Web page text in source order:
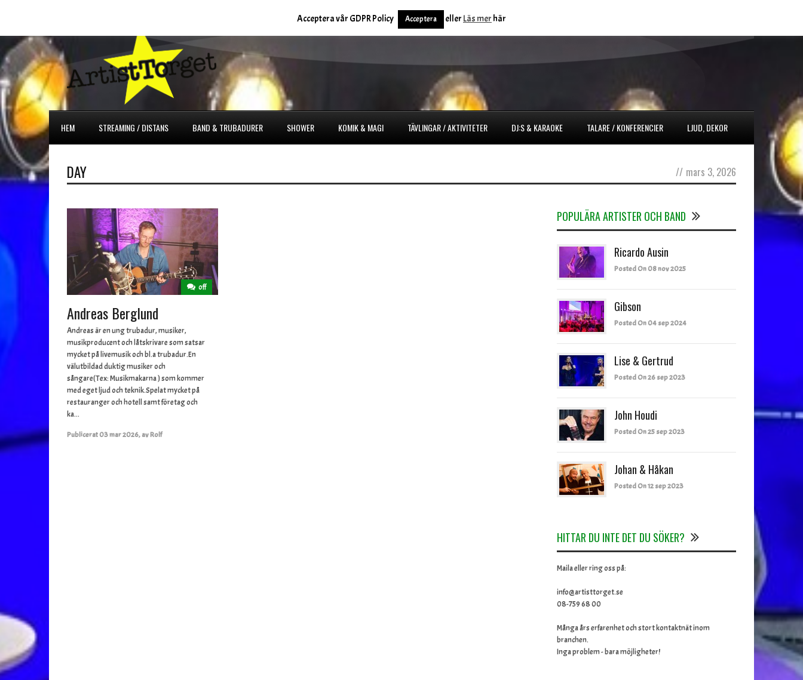
HEM STREAMING / DISTANS BAND & TRUBADURER SHOWER KOMIK & MAGI TÄVLINGAR / AKTIVITETER DJ:S & KARAOKE TALARE / KONFERENCIER LJUD, DEKOR
DAY // mars 3, 2026
off
Andreas Berglund
Andreas är en ung trubadur, musiker,
musikproducent och låtskrivare som satsar
mycket på livemusik och bl.a trubadur.En
välutbildad duktig musiker och
sångare(Tex: Musikmakarna ) som kommer
med eget ljud och teknik.Spelat mycket på
restauranger och hotell samt företag och
ka...
Publicerat03 mar 2026,avRolf
POPULÄRA ARTISTER OCH BAND
Ricardo Ausin
Posted On 08 nov 2025
Gibson
Posted On 04 sep 2024
Lise & Gertrud
Posted On 26 sep 2023
John Houdi
Posted On 25 sep 2023
Johan & Håkan
Posted On 12 sep 2023
HITTAR DU INTE DET DU SÖKER?
Maila eller ring oss på:
info@artisttorget.se
08-759 68 00
Många års erfarenhet och stort kontaktnät inom
branchen.
Inga problem - bara möjligheter!
Acceptera vår GDPR Policy Acceptera eller Läs mer här